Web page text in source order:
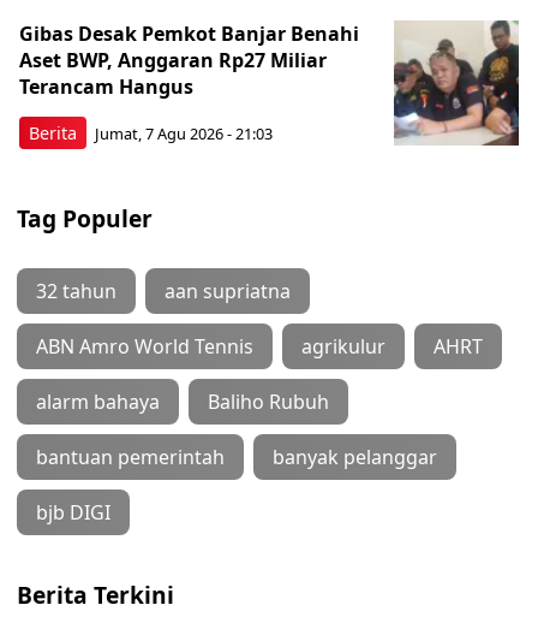
Berita
Gibas Desak Pemkot Banjar Benahi
Aset BWP, Anggaran Rp27 Miliar
Terancam Hangus
Jumat, 7 Agu 2026 - 21:03
Tag Populer
32 tahun aan supriatna
ABN Amro World Tennis agrikulur AHRT
alarm bahaya Baliho Rubuh
bantuan pemerintah banyak pelanggar
bjb DIGI
Berita Terkini